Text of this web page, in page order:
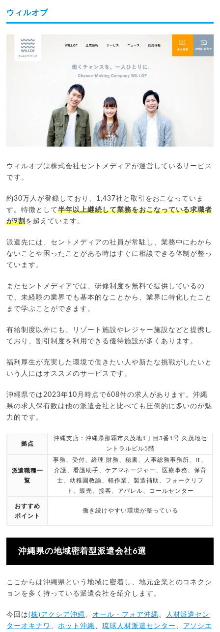
ウィルオブ
ウィルオブは株式会社セントメディアが運営しているサービス
です。
約30万人が登録しており、1,437社と取引をおこなっていま
す。特徴として半年以上継続して業務をおこなっている求職者
が9割を超えています。
派遣先には、セントメディアの社員が常駐し、業務中にわから
ないことや困ったことがある時はすぐに相談できる体制が整っ
ています。
またセントメディアでは、研修制度を無料で提供しているの
で、未経験の業界でも基本的なことから、業界に特化したこと
まで学ぶことができます。
有給制度以外にも、リゾート施設やレジャー施設などと提携し
ており、割引制度を利用できる優待施設が多くあります。
福利厚生が充実した環境で働きたい人や新たな挑戦がしたいと
いう人にはオススメのサービスです。
沖縄県では2023年10月時点で608件の求人があります。沖縄
県の求人保有数は他の派遣会社と比べても圧倒的に多いのが魅
力的です。
拠点
沖縄支店：沖縄県那覇市久茂地1丁目3番1号 久茂地セ
ントラルビル5階
派遣職種一
覧
事務、受付、経理 財務、秘書、人事総務事務所、IT、
介護、看護助手、ケアマネージャー、医療事務、保育
士、幼稚園教諭、軽作業、製造補助、フォークリフ
ト、販売、接客、アパレル、コールセンター
おすすめ
ポイント
働き続けやすい環境が整っている
沖縄県の地域密着型派遣会社6選
ここからは沖縄県という地域に密着し、地元企業とのコネクシ
ョンを多く持っている派遣会社を紹介します。
今回は(株)アクシア沖縄 オール・フォア沖縄
人材派遣セン
ターオキナワ
ホット沖縄 琉球人材派遣センター
アソシエ